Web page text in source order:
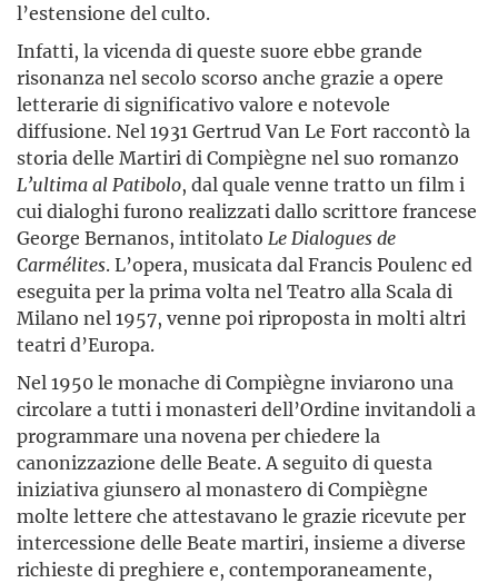
l’estensione del culto.
Infatti, la vicenda di queste suore ebbe grande
risonanza nel secolo scorso anche grazie a opere
letterarie di significativo valore e notevole
diffusione. Nel 1931 Gertrud Van Le Fort raccontò la
storia delle Martiri di Compiègne nel suo romanzo
L’ultima al Patibolo, dal quale venne tratto un film i
cui dialoghi furono realizzati dallo scrittore francese
George Bernanos, intitolato Le Dialogues de
Carmélites. L’opera, musicata dal Francis Poulenc ed
eseguita per la prima volta nel Teatro alla Scala di
Milano nel 1957, venne poi riproposta in molti altri
teatri d’Europa.
Nel 1950 le monache di Compiègne inviarono una
circolare a tutti i monasteri dell’Ordine invitandoli a
programmare una novena per chiedere la
canonizzazione delle Beate. A seguito di questa
iniziativa giunsero al monastero di Compiègne
molte lettere che attestavano le grazie ricevute per
intercessione delle Beate martiri, insieme a diverse
richieste di preghiere e, contemporaneamente,